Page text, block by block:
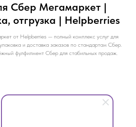
Сбер Мегамаркет |
отгрузка | Helpberries
от Helpberries — полный комплекс услуг для
и доставка заказов по стандартам Сбер.
фулфилмент Сбер для стабильных продаж.